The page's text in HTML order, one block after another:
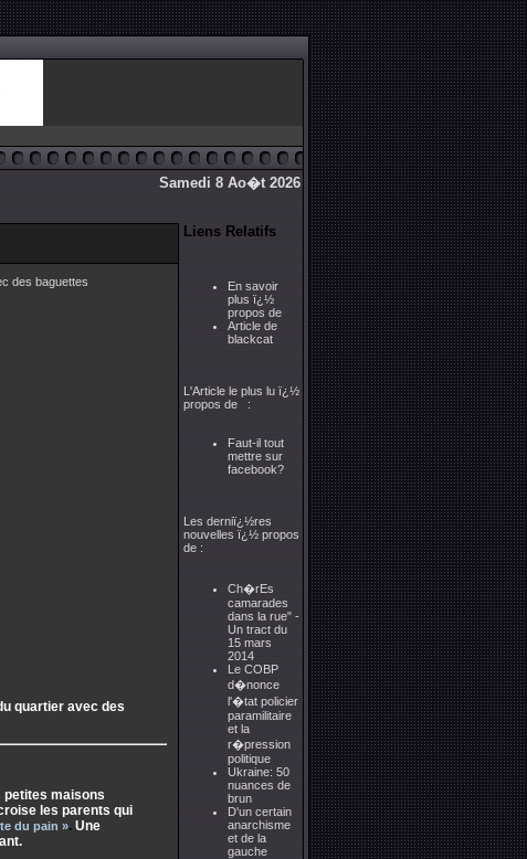
Samedi 8 Ao�t 2026
des baguettes
quartier avec des
petites maisons
les parents qui
du pain ». Une
Liens Relatifs
En savoir
plus ï¿½
propos de
Article de
blackcat
L'Article le plus lu ï¿½
propos de :
Faut-il tout
mettre sur
facebook?
Les derniï¿½res
nouvelles ï¿½ propos
de :
Ch�rEs
camarades
dans la rue" -
Un tract du
15 mars
2014
Le COBP
d�nonce
l'�tat policier
paramilitaire
et la
r�pression
politique
Ukraine: 50
nuances de
brun
D'un certain
anarchisme
et de la
gauche